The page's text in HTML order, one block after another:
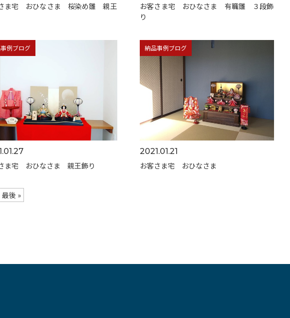
ま宅 おひなさま 桜染め雛 親王
お客さま宅 おひなさま 有職雛 ３段飾
り
例ブログ
ま宅 おひなさま 親王飾り
納品事例ブログ
2021.01.21
お客さま宅 おひなさま
最後 »